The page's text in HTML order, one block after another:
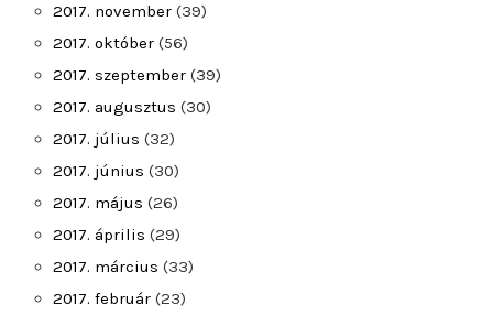
2017. november (39)
2017. október (56)
2017. szeptember (39)
2017. augusztus (30)
2017. július (32)
2017. június (30)
2017. május (26)
2017. április (29)
2017. március (33)
2017. február (23)